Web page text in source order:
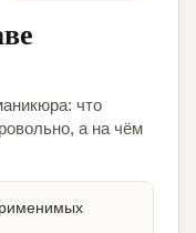
что
а на чём